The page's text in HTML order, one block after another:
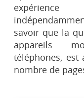
savoir que la
appareils
téléphones, est
nombre de